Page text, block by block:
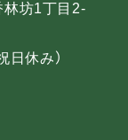
林坊1丁目2-
日休み）